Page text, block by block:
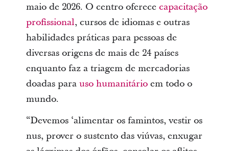
maio de 2026. O centro oferece capacitação
profissional, cursos de idiomas e outras
habilidades práticas para pessoas de
diversas origens de mais de 24 países
enquanto faz a triagem de mercadorias
doadas para uso humanitárioem todo o
mundo.
“Devemos ‘alimentar os famintos, vestir os
nus, prover o sustento das viúvas, enxugar